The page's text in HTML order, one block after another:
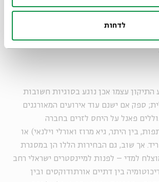
לדחות
להאמין בדרכה האורתודוקסית ובבלעדיות
של הציבור הישראלי להבין שהחיבור בין
התיקון עצמו אכן נוגע בסוגיות חשובות
ספק אם ישנם עוד אירועים המאורגנים
פאנל על היחס לזרים בחברה
בין היתר, גיא מרוז ואורלי וילנאי) או
אך שוב, גם הבחירות הללו הן במסגרת
למדי – לפנות למיינסטרים ישראלי רחב
בין דתיים אורתודוקסים ובין